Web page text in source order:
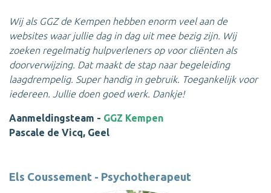
Wij als GGZ de Kempen hebben enorm veel aan de
websites waar jullie dag in dag uit mee bezig zijn. Wij
zoeken regelmatig hulpverleners op voor cliënten als
doorverwijzing. Dat maakt de stap naar begeleiding
laagdrempelig. Super handig in gebruik. Toegankelijk voor
iedereen. Jullie doen goed werk. Dankje!
Aanmeldingsteam - GGZ Kempen
Pascale de Vicq, Geel
Els Coussement - Psychotherapeut